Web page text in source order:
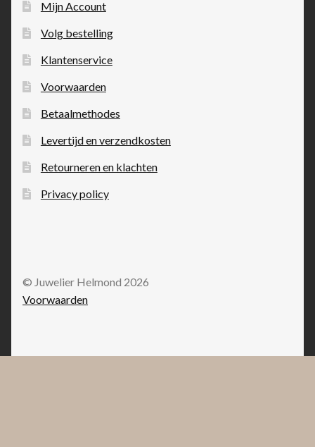
Mijn Account
Volg bestelling
Klantenservice
Voorwaarden
Betaalmethodes
Levertijd en verzendkosten
Retourneren en klachten
Privacy policy
© Juwelier Helmond 2026
Voorwaarden